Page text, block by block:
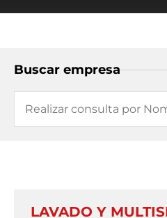
Buscar empresa
LAVADO Y